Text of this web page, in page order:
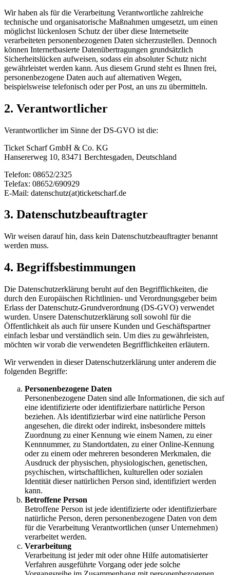
Wir haben als für die Verarbeitung Verantwortliche zahlreiche
technische und organisatorische Maßnahmen umgesetzt, um einen
möglichst lückenlosen Schutz der über diese Internetseite
verarbeiteten personenbezogenen Daten sicherzustellen. Dennoch
können Internetbasierte Datenübertragungen grundsätzlich
Sicherheitslücken aufweisen, sodass ein absoluter Schutz nicht
gewährleistet werden kann. Aus diesem Grund steht es Ihnen frei,
personenbezogene Daten auch auf alternativen Wegen,
beispielsweise telefonisch oder per Post, an uns zu übermitteln.
2. Verantwortlicher
Verantwortlicher im Sinne der DS-GVO ist die:
Ticket Scharf GmbH & Co. KG
Hansererweg 10, 83471 Berchtesgaden, Deutschland
Telefon: 08652/2325
Telefax: 08652/690929
E-Mail: datenschutz(at)ticketscharf.de
3. Datenschutzbeauftragter
Wir weisen darauf hin, dass kein Datenschutzbeauftragter benannt
werden muss.
4. Begriffsbestimmungen
Die Datenschutzerklärung beruht auf den Begrifflichkeiten, die
durch den Europäischen Richtlinien- und Verordnungsgeber beim
Erlass der Datenschutz-Grundverordnung (DS-GVO) verwendet
wurden. Unsere Datenschutzerklärung soll sowohl für die
Öffentlichkeit als auch für unsere Kunden und Geschäftspartner
einfach lesbar und verständlich sein. Um dies zu gewährleisten,
möchten wir vorab die verwendeten Begrifflichkeiten erläutern.
Wir verwenden in dieser Datenschutzerklärung unter anderem die
folgenden Begriffe:
Personenbezogene Daten
Personenbezogene Daten sind alle Informationen, die sich auf
eine identifizierte oder identifizierbare natürliche Person
beziehen. Als identifizierbar wird eine natürliche Person
angesehen, die direkt oder indirekt, insbesondere mittels
Zuordnung zu einer Kennung wie einem Namen, zu einer
Kennnummer, zu Standortdaten, zu einer Online-Kennung
oder zu einem oder mehreren besonderen Merkmalen, die
Ausdruck der physischen, physiologischen, genetischen,
psychischen, wirtschaftlichen, kulturellen oder sozialen
Identität dieser natürlichen Person sind, identifiziert werden
kann.
Betroffene Person
Betroffene Person ist jede identifizierte oder identifizierbare
natürliche Person, deren personenbezogene Daten von dem
für die Verarbeitung Verantwortlichen (unser Unternehmen)
verarbeitet werden.
Verarbeitung
Verarbeitung ist jeder mit oder ohne Hilfe automatisierter
Verfahren ausgeführte Vorgang oder jede solche